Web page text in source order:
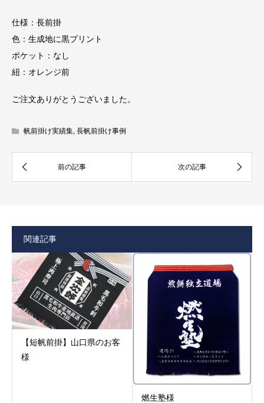
仕様：長前掛
色：生成地に黒プリント
ポケット：なし
紐：オレンジ前
ご注文ありがとうございました。
帆前掛け実績集, 長帆前掛け事例
関連記事
【短帆前掛】山口県のお客
様
燃生塾様